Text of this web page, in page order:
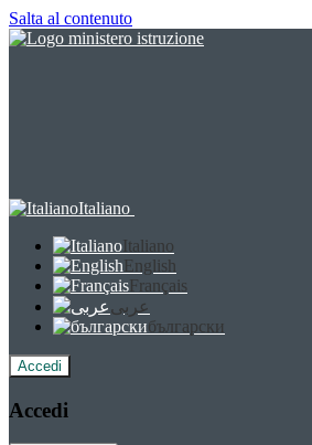
Salta al contenuto
Italiano
Italiano
English
Français
عربى
български
Accedi
Accedi